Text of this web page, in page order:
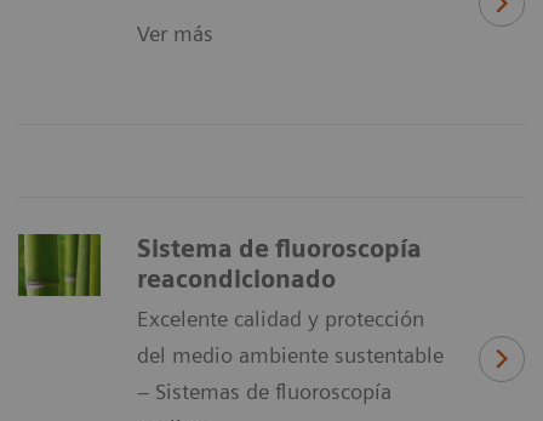
Ver más
Sistema de fluoroscopía
reacondicionado
Excelente calidad y protección
del medio ambiente sustentable
– Sistemas de fluoroscopía